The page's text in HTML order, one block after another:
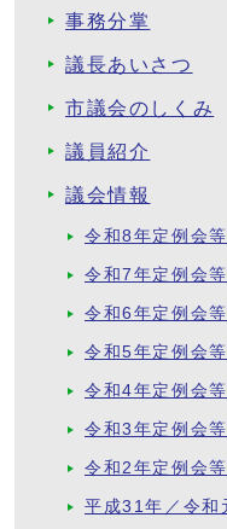
事務分掌
議長あいさつ
市議会のしくみ
議員紹介
議会情報
令和8年定例会
令和7年定例会
令和6年定例会
令和5年定例会
令和4年定例会
令和3年定例会
令和2年定例会
平成31年／令和